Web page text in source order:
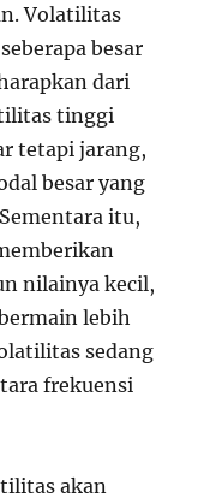
Volatilitas
besar
dari
tinggi
tetapi jarang,
besar yang
itu,
nilainya kecil,
lebih
sedang
frekuensi
akan